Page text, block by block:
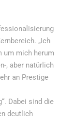
„Ich
um mich herum
, aber natürlich
an Prestige
Dabei sind die
deutlich